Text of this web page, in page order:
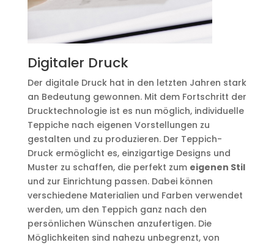
Digitaler Druck
Der digitale Druck hat in den letzten Jahren stark
an Bedeutung gewonnen. Mit dem Fortschritt der
Drucktechnologie ist es nun möglich, individuelle
Teppiche nach eigenen Vorstellungen zu
gestalten und zu produzieren. Der Teppich-
Druck ermöglicht es, einzigartige Designs und
Muster zu schaffen, die perfekt zum eigenen Stil
und zur Einrichtung passen. Dabei können
verschiedene Materialien und Farben verwendet
werden, um den Teppich ganz nach den
persönlichen Wünschen anzufertigen. Die
Möglichkeiten sind nahezu unbegrenzt, von